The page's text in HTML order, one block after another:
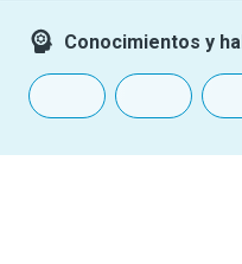
Conocimientos y